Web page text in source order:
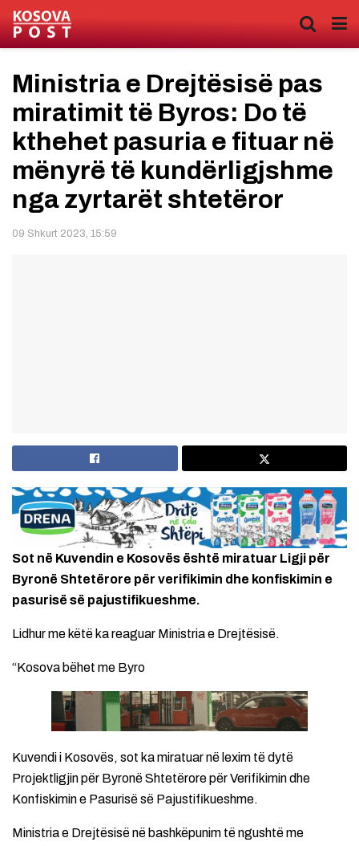
Ministria e Drejtësisë pas
miratimit të Byros: Do të
kthehet pasuria e fituar në
mënyrë të kundërligjshme
nga zyrtarët shtetëror
09 Shkurt 2023, 15:59
Sot në Kuvendin e Kosovës është miratuar Ligji për
Byronë Shtetërore për verifikimin dhe konfiskimin e
pasurisë së pajustifikueshme.
Lidhur me këtë ka reaguar Ministria e Drejtësisë.
“Kosova bëhet me Byro
Kuvendi i Kosovës, sot ka miratuar në lexim të dytë
Projektligjin për Byronë Shtetërore për Verifikimin dhe
Konfiskimin e Pasurisë së Pajustifikueshme.
Ministria e Drejtësisë në bashkëpunim të ngushtë me